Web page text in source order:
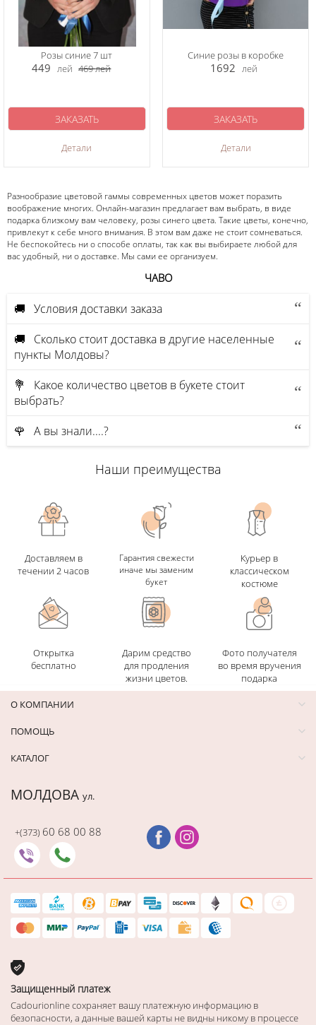
Розы синие 7 шт
449 лей 469лей
Детали
ЗАКАЗАТЬ
Синие розы в коробке
1692 лей
Детали
ЗАКАЗАТЬ
Разнообразие цветовой гаммы современных цветов может поразить
воображение многих. Онлайн-магазин предлагает вам выбрать, в виде
подарка близкому вам человеку, розы синего цвета. Такие цветы, конечно,
привлекут к себе много внимания. В этом вам даже не стоит сомневаться.
Не беспокойтесь ни о способе оплаты, так как вы выбираете любой для
вас удобный, ни о доставке. Мы сами ее организуем.
ЧАВО
🚚 Условия доставки заказа
🚚 Сколько стоит доставка в другие населенные
пункты Молдовы?
💐 Какое количество цветов в букете стоит
выбрать?
🌹 А вы знали....?
Наши преимущества
Доставляем в
течении 2 часов
Гарантия свежести
иначе мы заменим
букет
Курьер в
классическом
костюме
Открытка
бесплатно
Дарим средство
для продления
жизни цветов.
Фото получателя
во время вручения
подарка
О КОМПАНИИ
ПОМОЩЬ
КАТАЛОГ
МОЛДОВА ул.
+(373) 60 68 00 88
Защищенный платеж
Cadourionline сохраняет вашу платежную информацию в
безопасности, а данные вашей карты не видны никому в процессе